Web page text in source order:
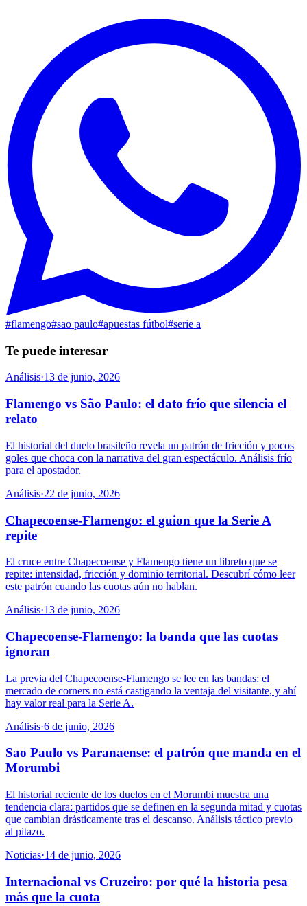
#flamengo#sao paulo#apuestas fútbol#serie a
Te puede interesar
Análisis·13 de junio, 2026
Flamengo vs São Paulo: el dato frío que silencia el
relato
El historial del duelo brasileño revela un patrón de fricción y pocos
goles que choca con la narrativa del gran espectáculo. Análisis frío
para el apostador.
Análisis·22 de junio, 2026
Chapecoense-Flamengo: el guion que la Serie A
repite
El cruce entre Chapecoense y Flamengo tiene un libreto que se
repite: intensidad, fricción y dominio territorial. Descubrí cómo leer
este patrón cuando las cuotas aún no hablan.
Análisis·13 de junio, 2026
Chapecoense-Flamengo: la banda que las cuotas
ignoran
La previa del Chapecoense-Flamengo se lee en las bandas: el
mercado de corners no está castigando la ventaja del visitante, y ahí
hay valor real para la Serie A.
Análisis·6 de junio, 2026
Sao Paulo vs Paranaense: el patrón que manda en el
Morumbi
El historial reciente de los duelos en el Morumbi muestra una
tendencia clara: partidos que se definen en la segunda mitad y cuotas
que cambian drásticamente tras el descanso. Análisis táctico previo
al pitazo.
Noticias·14 de junio, 2026
Internacional vs Cruzeiro: por qué la historia pesa
más que la cuota